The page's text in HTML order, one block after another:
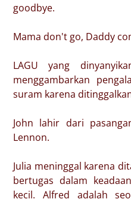
goodbye.
Mama don't go, Daddy
LAGU yang
menggambarkan
suram karena
John lahir dari
Lennon.
Julia meninggal karena
bertugas dalam
kecil. Alfred adalah